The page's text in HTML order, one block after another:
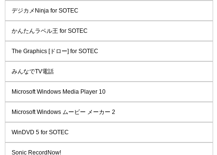
デジカメNinja for SOTEC
かんたんラベル王 for SOTEC
The Graphics [ドロー] for SOTEC
みんなでTV電話
Microsoft Windows Media Player 10
Microsoft Windows ムービー メーカー 2
WinDVD 5 for SOTEC
Sonic RecordNow!